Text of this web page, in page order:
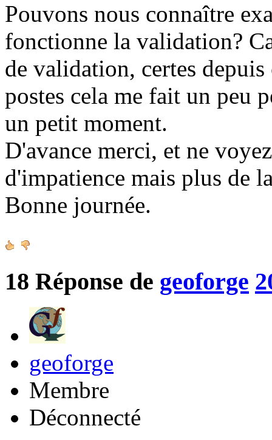
Pouvons nous connaître
fonctionne la validation?
de validation, certes
postes cela me fait un peu
un petit moment.
D'avance merci, et ne
d'impatience mais plus de
Bonne journée.
18 Réponse de geoforge
geoforge
Membre
Déconnecté